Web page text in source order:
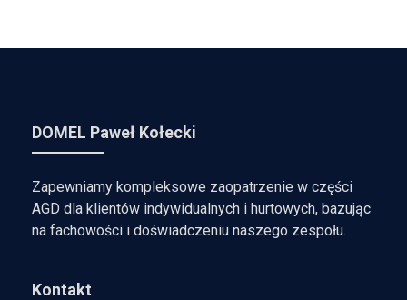
DOMEL Paweł Kołecki
Zapewniamy kompleksowe zaopatrzenie w części
AGD dla klientów indywidualnych i hurtowych, bazując
na fachowości i doświadczeniu naszego zespołu.
Kontakt